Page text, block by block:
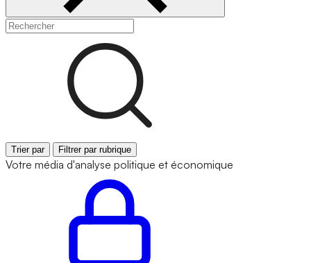
Trier par Filtrer par rubrique
Votre média d'analyse politique et économique